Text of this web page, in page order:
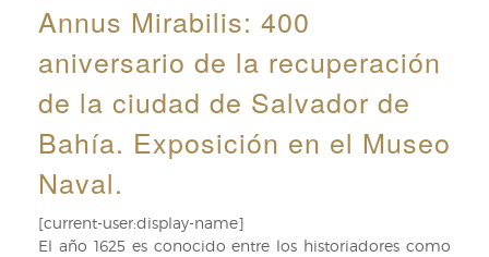
Annus Mirabilis: 400
aniversario de la recuperación
de la ciudad de Salvador de
Bahía. Exposición en el Museo
Naval.
[current-user:display-name]
El año 1625 es conocido entre los historiadores como